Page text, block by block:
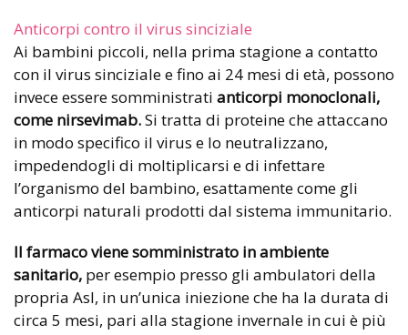
Anticorpi contro il virus sinciziale
Ai bambini piccoli, nella prima stagione a contatto
con il virus sinciziale e fino ai 24 mesi di età, possono
invece essere somministrati anticorpi monoclonali,
come nirsevimab.Si tratta di proteine che attaccano
in modo specifico il virus e lo neutralizzano,
impedendogli di moltiplicarsi e di infettare
l’organismo del bambino, esattamente come gli
anticorpi naturali prodotti dal sistema immunitario.
Il farmaco viene somministrato in ambiente
sanitario, per esempio presso gli ambulatori della
propria Asl, in un’unica iniezione che ha la durata di
circa 5 mesi, pari alla stagione invernale in cui è più